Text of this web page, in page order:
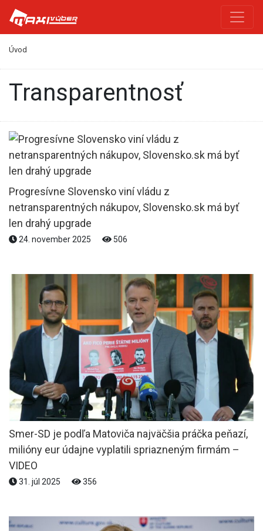
Úvod
transparentnosť
Progresívne Slovensko viní vládu z
netransparentných nákupov, Slovensko.sk má byť
len drahý upgrade
24. november 2025 506
Smer-SD je podľa Matoviča najväčšia práčka peňazí,
milióny eur údajne vyplatili spriazneným firmám –
VIDEO
31. júl 2025 356